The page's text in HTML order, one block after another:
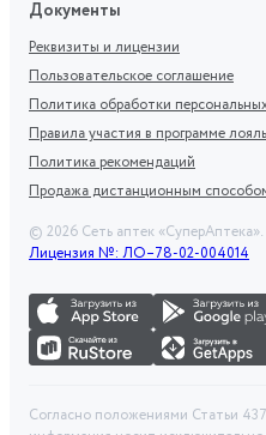
Документы
Реквизиты и лицензии
Пользовательское соглашение
Политика обработки
Правила участия в программе
Политика рекомендаций
Продажа дистанционным
© 2026 Сеть аптек
Лицензия №: ЛО–78-02-004014
Согласно положениями Статьи